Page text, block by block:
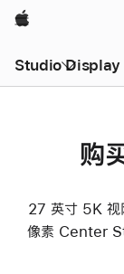
Apple
Studio Display
购
27 英寸 5K 视
像素 Center